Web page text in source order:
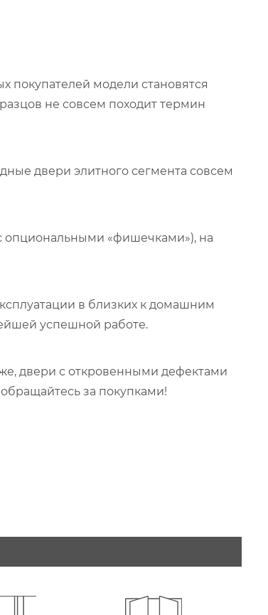
покупателей модели становятся
не совсем походит термин
двери элитного сегмента совсем
опциональными «фишечками»), на
в близких к домашним
успешной работе.
двери с откровенными дефектами
за покупками!